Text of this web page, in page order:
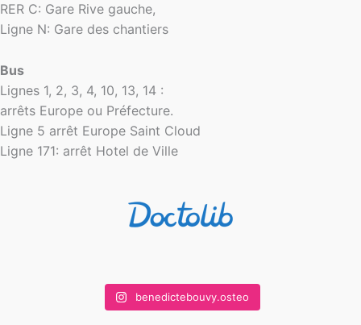
RER C: Gare Rive gauche,
Ligne N: Gare des chantiers
Bus
Lignes 1, 2, 3, 4, 10, 13, 14 :
arrêts Europe ou Préfecture.
Ligne 5 arrêt Europe Saint Cloud
Ligne 171: arrêt Hotel de Ville
benedictebouvy.osteo